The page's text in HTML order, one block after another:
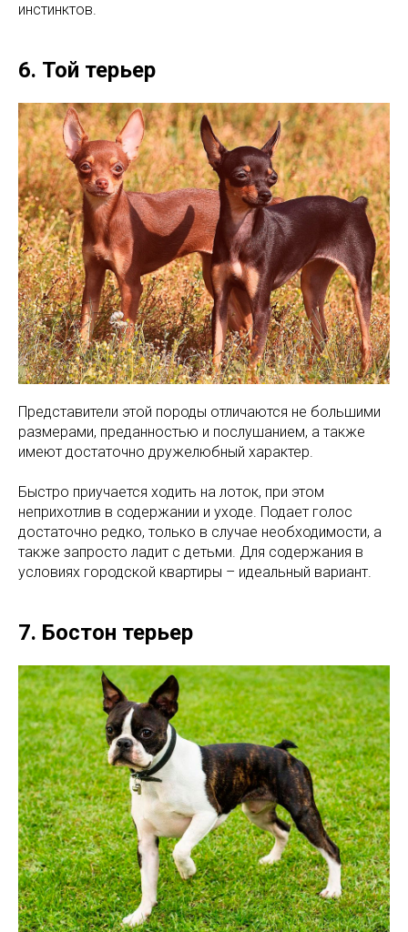
инстинктов.
6. Той терьер
Представители этой породы отличаются не большими
размерами, преданностью и послушанием, а также
имеют достаточно дружелюбный характер.
Быстро приучается ходить на лоток, при этом
неприхотлив в содержании и уходе. Подает голос
достаточно редко, только в случае необходимости, а
также запросто ладит с детьми. Для содержания в
условиях городской квартиры – идеальный вариант.
7. Бостон терьер